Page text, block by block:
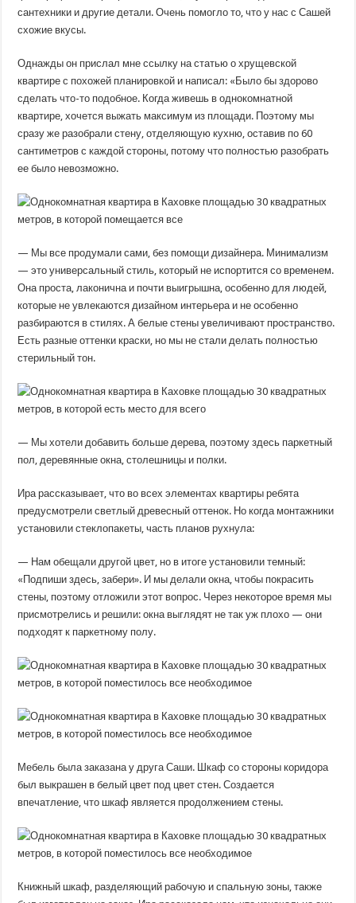
сантехники и другие детали. Очень помогло то, что у нас с Сашей
схожие вкусы.
Однажды он прислал мне ссылку на статью о хрущевской
квартире с похожей планировкой и написал: «Было бы здорово
сделать что-то подобное. Когда живешь в однокомнатной
квартире, хочется выжать максимум из площади. Поэтому мы
сразу же разобрали стену, отделяющую кухню, оставив по 60
сантиметров с каждой стороны, потому что полностью разобрать
ее было невозможно.
— Мы все продумали сами, без помощи дизайнера. Минимализм
— это универсальный стиль, который не испортится со временем.
Она проста, лаконична и почти выигрышна, особенно для людей,
которые не увлекаются дизайном интерьера и не особенно
разбираются в стилях. А белые стены увеличивают пространство.
Есть разные оттенки краски, но мы не стали делать полностью
стерильный тон.
— Мы хотели добавить больше дерева, поэтому здесь паркетный
пол, деревянные окна, столешницы и полки.
Ира рассказывает, что во всех элементах квартиры ребята
предусмотрели светлый древесный оттенок. Но когда монтажники
установили стеклопакеты, часть планов рухнула:
— Нам обещали другой цвет, но в итоге установили темный:
«Подпиши здесь, забери». И мы делали окна, чтобы покрасить
стены, поэтому отложили этот вопрос. Через некоторое время мы
присмотрелись и решили: окна выглядят не так уж плохо — они
подходят к паркетному полу.
Мебель была заказана у друга Саши. Шкаф со стороны коридора
был выкрашен в белый цвет под цвет стен. Создается
впечатление, что шкаф является продолжением стены.
Книжный шкаф, разделяющий рабочую и спальную зоны, также